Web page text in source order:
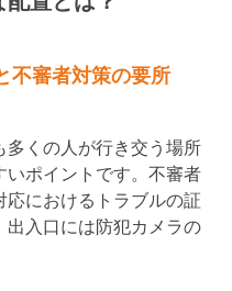
不審者対策の要所
多くの人が行き交う場所
いポイントです。不審者
におけるトラブルの証
出入口には防犯カメラの